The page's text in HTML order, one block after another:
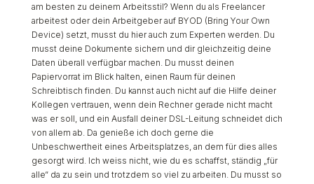
am besten zu deinem Arbeitsstil? Wenn du als Freelancer
arbeitest oder dein Arbeitgeber auf BYOD (Bring Your Own
Device) setzt, musst du hier auch zum Experten werden. Du
musst deine Dokumente sichern und dir gleichzeitig deine
Daten überall verfügbar machen. Du musst deinen
Papiervorrat im Blick halten, einen Raum für deinen
Schreibtisch finden. Du kannst auch nicht auf die Hilfe deiner
Kollegen vertrauen, wenn dein Rechner gerade nicht macht
was er soll, und ein Ausfall deiner DSL-Leitung schneidet dich
von allem ab. Da genieße ich doch gerne die
Unbeschwertheit eines Arbeitsplatzes, an dem für dies alles
gesorgt wird. Ich weiss nicht, wie du es schaffst, ständig „für
alle“ da zu sein und trotzdem so viel zu arbeiten. Du musst so